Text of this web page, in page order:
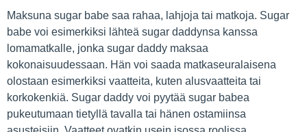
Maksuna sugar babe saa rahaa, lahjoja tai matkoja. Sugar
babe voi esimerkiksi lähteä sugar daddynsa kanssa
lomamatkalle, jonka sugar daddy maksaa
kokonaisuudessaan. Hän voi saada matkaseuralaisena
olostaan esimerkiksi vaatteita, kuten alusvaatteita tai
korkokenkiä. Sugar daddy voi pyytää sugar babea
pukeutumaan tietyllä tavalla tai hänen ostamiinsa